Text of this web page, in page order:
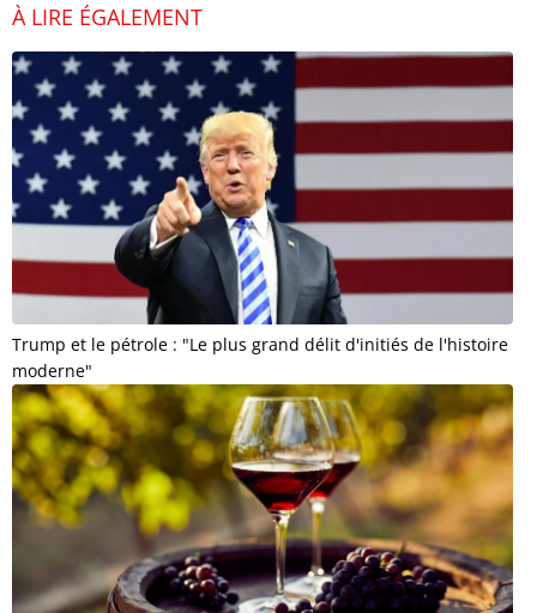
À LIRE ÉGALEMENT
Trump et le pétrole : "Le plus grand délit d'initiés de l'histoire
moderne"